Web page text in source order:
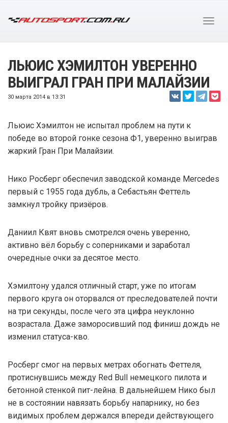
ЛЬЮИС ХЭМИЛТОН УВЕРЕННО
ВЫИГРАЛ ГРАН ПРИ МАЛАЙЗИИ
30 марта 2014 в 13:31
Льюис Хэмилтон не испытал проблем на пути к
победе во второй гонке сезона Ф1, уверенно выиграв
жаркий Гран При Малайзии.
Нико Росберг обеспечил заводской команде Mercedes
первый с 1955 года дубль, а Себастьян Феттель
замкнул тройку призёров.
Даниил Квят вновь смотрелся очень уверенно,
активно вёл борьбу с соперниками и заработал
очередные очки за десятое место.
Хэмилтону удался отличный старт, уже по итогам
первого круга он оторвался от преследователей почти
на три секунды, после чего эта цифра неуклонно
возрастала. Даже заморосивший под финиш дождь не
изменил статуса-кво.
Росберг смог на первых метрах обогнать Феттеля,
протиснувшись между Red Bull немецкого пилота и
бетонной стенкой пит-лейна. В дальнейшем Нико был
не в состоянии навязать борьбу напарнику, но без
видимых проблем держался впереди действующего